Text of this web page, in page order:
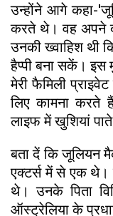
उन्होंने आगे कहा-
करते थे। वह अपने
उनकी ख्वाहिश थी
हैप्पी बना सकें। इस
मेरी फैमिली
लिए कामना करते
लाइफ में खुशियां
बता दें कि जूलियन
एक्टर्स में से एक थे।
थे। उनके पिता
ऑस्ट्रेलिया के